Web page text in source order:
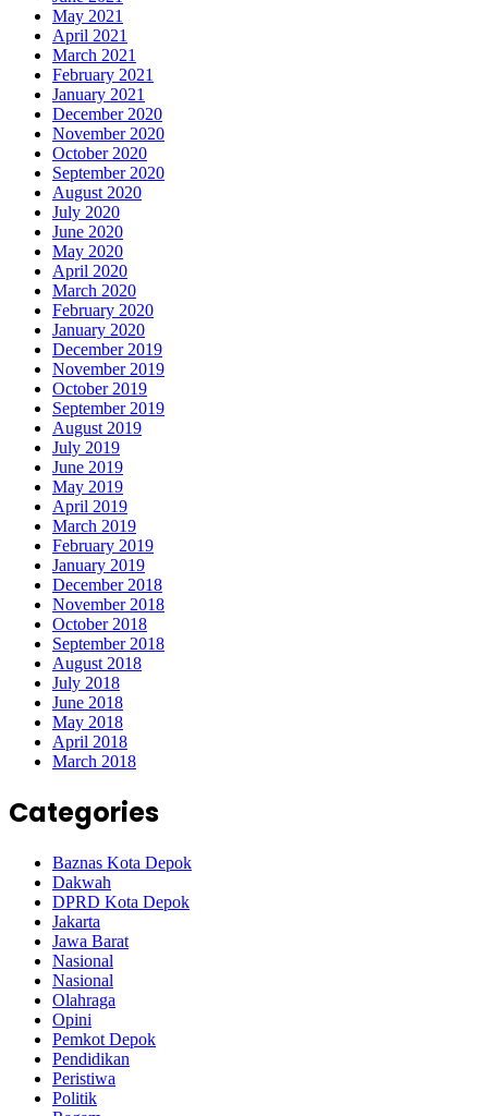
May 2021
April 2021
March 2021
February 2021
January 2021
December 2020
November 2020
October 2020
September 2020
August 2020
July 2020
June 2020
May 2020
April 2020
March 2020
February 2020
January 2020
December 2019
November 2019
October 2019
September 2019
August 2019
July 2019
June 2019
May 2019
April 2019
March 2019
February 2019
January 2019
December 2018
November 2018
October 2018
September 2018
August 2018
July 2018
June 2018
May 2018
April 2018
March 2018
Categories
Baznas Kota Depok
Dakwah
DPRD Kota Depok
Jakarta
Jawa Barat
Nasional
Nasional
Olahraga
Opini
Pemkot Depok
Pendidikan
Peristiwa
Politik